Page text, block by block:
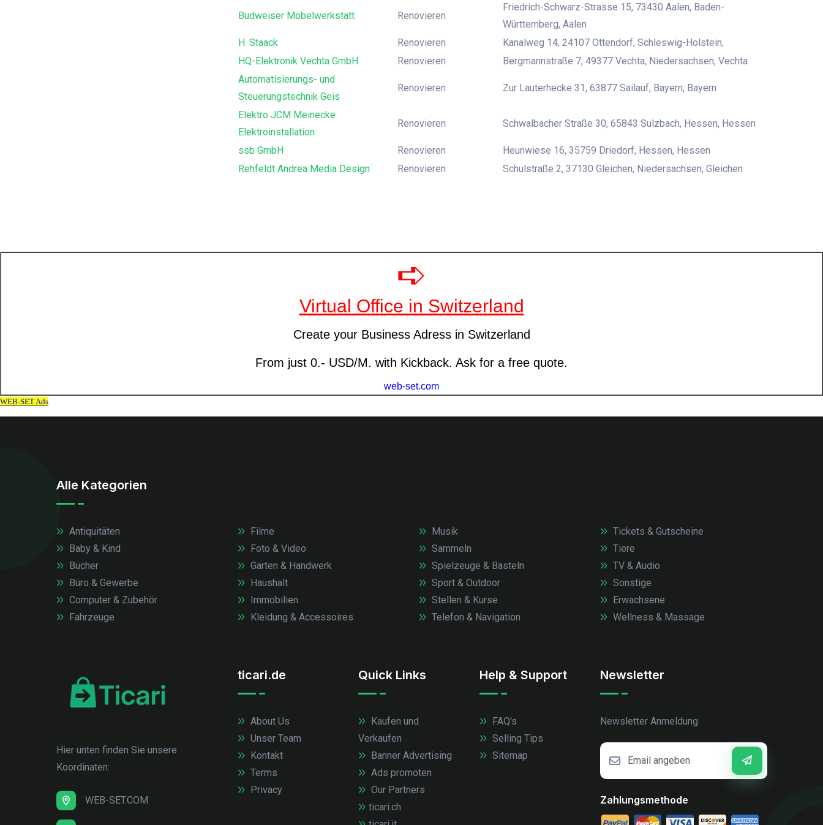
Budweiser Möbelwerkstatt Renovieren
Friedrich-Schwarz-Strasse 15, 73430 Aalen, Baden-
Württemberg, Aalen
H. Staack
Renovieren
Kanalweg 14, 24107 Ottendorf, Schleswig-Holstein,
HQ-Elektronik Vechta GmbH
Renovieren
Bergmannstraße 7, 49377 Vechta, Niedersachsen, Vechta
Automatisierungs- und
Steuerungstechnik Geis
Renovieren Zur Lauterhecke 31, 63877 Sailauf, Bayern, Bayern
Elektro JCM Meinecke
Elektroinstallation
Renovieren Schwalbacher Straße 30, 65843 Sulzbach, Hessen, Hessen
ssb GmbH Renovieren
Heunwiese 16, 35759 Driedorf, Hessen, Hessen
Rehfeldt Andrea Media Design
Renovieren Schulstraße 2, 37130 Gleichen, Niedersachsen, Gleichen
Alle Kategorien
Antiquitäten
Baby & Kind
Bücher
Büro & Gewerbe
Computer & Zubehör
Fahrzeuge
Filme
Foto & Video
Garten & Handwerk
Haushalt
Immobilien
Kleidung & Accessoires
Musik
Sammeln
Spielzeuge & Basteln
Sport & Outdoor
Stellen & Kurse
Telefon & Navigation
Tickets & Gutscheine
Tiere
TV & Audio
Sonstige
Erwachsene
Wellness & Massage
Hier unten finden Sie unsere
Koordinaten:
WEB-SET.COM
ticari.de
About Us
Unser Team
Kontakt
Terms
Privacy
Quick Links
Kaufen und
Verkaufen
Banner Advertising
Ads promoten
Our Partners
ticari.ch
Help & Support
FAQ's
Selling Tips
Sitemap
Newsletter
Newsletter Anmeldung
Zahlungsmethode